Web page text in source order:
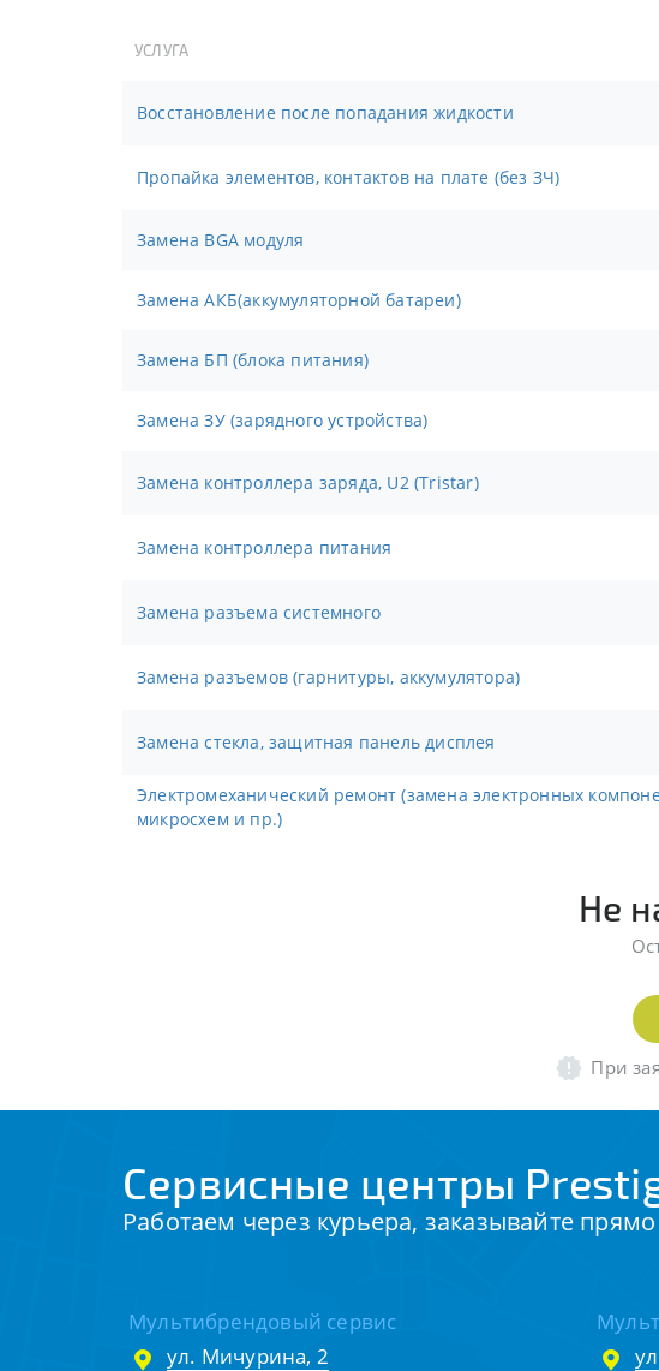
УСЛУГА
Восстановление после попадания жидкости
Пропайка элементов, контактов на плате (без ЗЧ)
Замена BGA модуля
Замена АКБ(аккумуляторной батареи)
Замена БП (блока питания)
Замена ЗУ (зарядного устройства)
Замена контроллера заряда, U2 (Tristar)
Замена контроллера питания
Замена разъема системного
Замена разъемов (гарнитуры, аккумулятора)
Замена стекла, защитная панель дисплея
Электромеханический ремонт (замена электронных компонентов,
микросхем и пр.)
Не
При
Сервисные центры
Работаем через курьера, заказывайте
Мультибрендовый сервис
ул. Мичурина, 2